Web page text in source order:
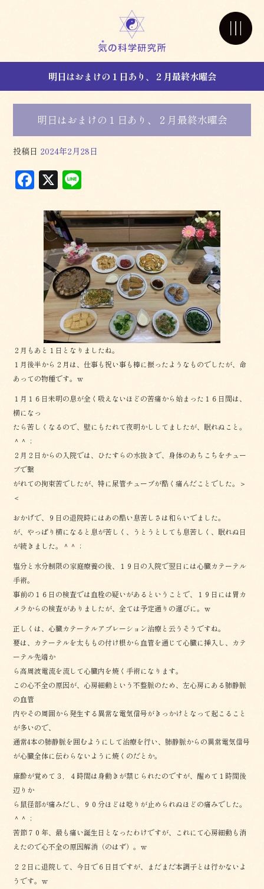
明日はおまけの１日あり、２月最終水曜会
明日はおまけの１日あり、２月最終水曜会
投稿日 2024年2月28日
F
c
e
b
o
o
k
X
e
２月もあと１日となりましたね。
１月後半から２月は、仕事も祝い事も棒に振ったようなものでしたが、命
あっての物種です。ｗ
１月１６日未明の息が全く吸えないほどの苦痛から始まった１６日間は、
横になっ
たら苦しくなるので、壁にもたれて夜明かししてましたが、眠れぬこと。
＾＾；
２月２日からの入院では、ひたすらの水抜きで、身体のあちこちをチュー
ブで繋
がれての拘束苦でしたが、特に尿管チューブが酷く痛んだことでした。＞
＜
おかげで、９日の退院時にはあの酷い息苦しさは和らいでました。
が、やっぱり横になると息が苦しく、うとうとしても息苦しく、眠れぬ日
が続きました。＾＾；
塩分と水分制限の家庭療養の後、１９日の入院で翌日には心臓カテーテル
手術。
事前の１６日の検査では血栓の疑いがあるということで、１９日には胃カ
メラからの検査がありましたが、全ては予定通りの運びに。ｗ
正しくは、心臓カテーテルアブレーション治療と云うそうですね。
要は、カテーテルを太ももの付け根から血管を通じて心臓に挿入し、カテ
ーテル先端か
ら高周波電流を流して心臓内を焼く手術になります。
この心不全の原因が、心房細動という不整脈のため、左心房にある肺静脈
の血管
内やその周囲から発生する異常な電気信号がきっかけとなって起こること
が多いので、
通常4本の肺静脈を囲むようにして治療を行い、肺静脈からの異常電気信号
が心臓全体に伝わらないように焼くのだとか。
麻酔が覚めて３，４時間は身動きが禁じられたのですが、醒めて１時間後
辺りか
ら鼠径部が痛みだし、９０分ほどは唸りが止められぬほどの痛みでした。
＾＾；
苦節７０年、最も痛い誕生日となったわけですが、これにて心房細動も消
えたので心不全の原因解消（のはず）。ｗ
２２日に退院して、今日で６日目ですが、まだまだ本調子とは行かないよ
うです。ｗ